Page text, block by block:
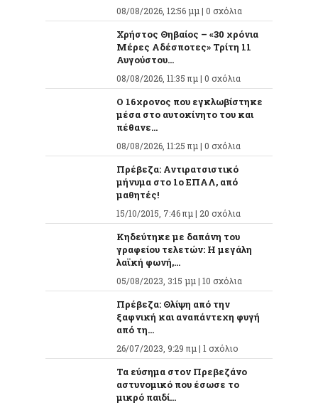
08/08/2026, 12:56 μμ | 0 σχόλια
Χρήστος Θηβαίος – «30 χρόνια
Μέρες Αδέσποτες» Τρίτη 11
Αυγούστου...
08/08/2026, 11:35 πμ | 0 σχόλια
O 16χρονος που εγκλωβίστηκε
μέσα στο αυτοκίνητο του και
πέθανε...
08/08/2026, 11:25 πμ | 0 σχόλια
Πρέβεζα: Αντιρατσιστικό
μήνυμα στο 1ο ΕΠΑΛ, από
μαθητές!
15/10/2015, 7:46 πμ | 20 σχόλια
Κηδεύτηκε με δαπάνη του
γραφείου τελετών: Η μεγάλη
λαϊκή φωνή,...
05/08/2023, 3:15 μμ | 10 σχόλια
Πρέβεζα: Θλίψη από την
ξαφνική και αναπάντεχη φυγή
από τη...
26/07/2023, 9:29 πμ | 1 σχόλιο
Τα εύσημα στον Πρεβεζάνο
αστυνομικό που έσωσε το
μικρό παιδί...